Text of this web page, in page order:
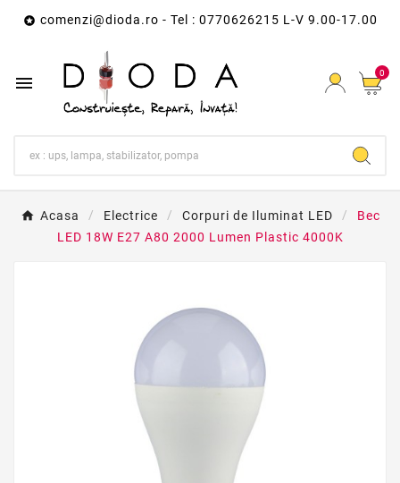
 comenzi@dioda.ro - Tel : 0770626215 L-V 9.00-17.00
 0
Acasa Electrice Corpuri de Iluminat LED
Bec
LED 18W E27 A80 2000 Lumen Plastic 4000K